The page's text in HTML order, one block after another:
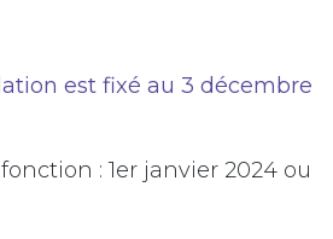
est fixé au 3 décembre
: 1er janvier 2024 ou